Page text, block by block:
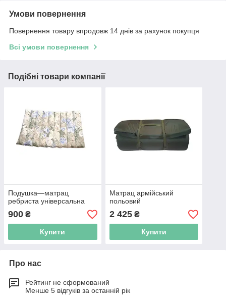
Умови повернення
Повернення товару впродовж 14 днів за рахунок покупця
Всі умови повернення
Подібні товари компанії
Подушка—матрац
ребриста універсальна
900 ₴
Купити
Матрац армійський
польовий
2 425₴
Купити
Про нас
Рейтинг не сформований
Менше 5 відгуків за останній рік